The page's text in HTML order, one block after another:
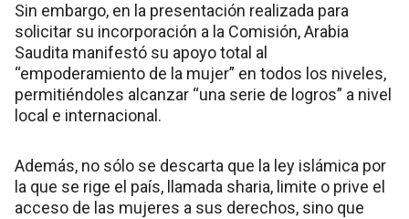
Sin embargo, en la presentación realizada para
solicitar su incorporación a la Comisión, Arabia
Saudita manifestó su apoyo total al
“empoderamiento de la mujer” en todos los niveles,
permitiéndoles alcanzar “una serie de logros” a nivel
local e internacional.
Además, no sólo se descarta que la ley islámica por
la que se rige el país, llamada sharia, limite o prive el
acceso de las mujeres a sus derechos, sino que